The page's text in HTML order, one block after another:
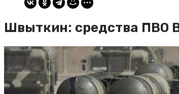
Швыткин: средства ПВО